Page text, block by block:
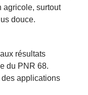
agricole, surtout
douce.
résultats
du PNR 68.
applications